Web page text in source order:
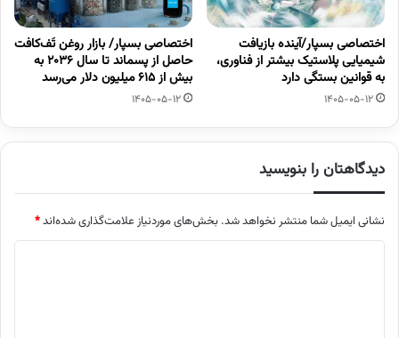
اختصاصی بسپار/آینده بازیافت
شیمیایی پلاستیک بیشتر از فناوری،
به قوانین بستگی دارد
1405-05-12
اختصاصی بسپار/ بازار روغن تَف‌کافت
حاصل از پسماند تا سال ۲۰۳۶ به
بیش از ۶۱۵ میلیون دلار می‌رسد
1405-05-12
دیدگاهتان را بنویسید
نشانی ایمیل شما منتشر نخواهد شد. بخش‌های موردنیاز علامت‌گذاری شده‌اند*